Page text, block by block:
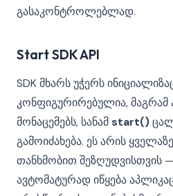
გასაკონტროლებლად.
Start SDK API
SDK მხარს უჭერს
კონფიგურირებულია, მაგრამ
მონაცემებს, სანამstart()
გამოიძახება. ეს არის
თანხმობით შეზღუდვისთვის
ავტომატურად იწყება